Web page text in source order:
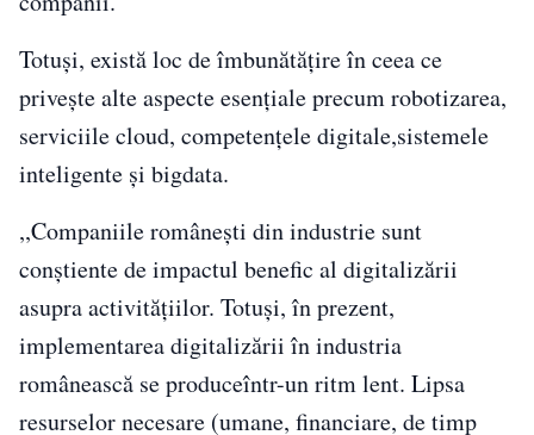
Totuși, există loc de îmbunătățire în ceea ce
privește alte aspecte esențiale precum robotizarea,
serviciile cloud, competențele digitale,sistemele
inteligente și bigdata.
,,Companiile românești din industrie sunt
conștiente de impactul benefic al digitalizării
asupra activitățiilor. Totuși, în prezent,
implementarea digitalizării în industria
românească se produceîntr-un ritm lent. Lipsa
resurselor necesare (umane, financiare, de timp